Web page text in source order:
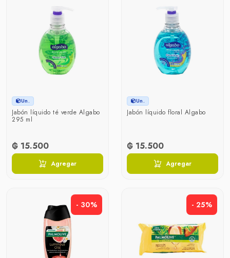
Un.
Jabón líquido té verde Algabo
295 ml
₲ 15.500
Agregar
Un.
Jabón líquido floral Algabo
₲ 15.500
Agregar
- 30% - 25%